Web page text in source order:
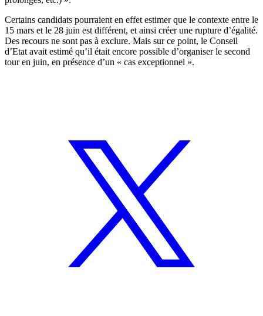
Certains candidats pourraient en effet estimer que le contexte entre le
15 mars et le 28 juin est différent, et ainsi créer une rupture d’égalité.
Des recours ne sont pas à exclure. Mais sur ce point, le Conseil
d’Etat avait estimé qu’il était encore possible d’organiser le second
tour en juin, en présence d’un « cas exceptionnel ».